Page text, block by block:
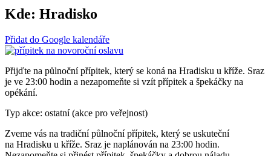
Kde: Hradisko
Přidat do Google kalendáře
Přijďte na půlnoční přípitek, který se koná na Hradisku u kříže. Sraz
je ve 23:00 hodin a nezapomeňte si vzít přípitek a špekáčky na
opékání.
Typ akce: ostatní (akce pro veřejnost)
Zveme vás na tradiční půlnoční přípitek, který se uskuteční
na Hradisku u kříže. Sraz je naplánován na 23:00 hodin.